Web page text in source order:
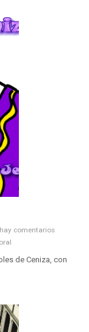
comentarios
de Ceniza, con